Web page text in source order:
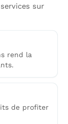
sur
rend la
de profiter